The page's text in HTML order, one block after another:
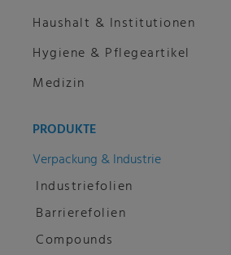
Haushalt & Institutionen
Hygiene & Pflegeartikel
Medizin
PRODUKTE
Verpackung & Industrie
Industriefolien
Barrierefolien
Compounds